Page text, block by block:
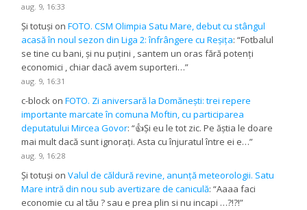
aug. 9, 16:33
Și totuși onFOTO. CSM Olimpia Satu Mare, debut cu stângul
acasă în noul sezon din Liga 2: înfrângere cu Reșița: “Fotbalul
se tine cu bani, și nu puțini , santem un oras fără potenți
economici , chiar dacă avem suporteri…”
aug. 9, 16:31
c-block onFOTO. Zi aniversară la Domănești: trei repere
importante marcate în comuna Moftin, cu participarea
deputatului Mircea Govor: “👍Și eu le tot zic. Pe ăștia le doare
mai mult dacă sunt ignorați. Asta cu înjuratul între ei e…”
aug. 9, 16:28
Și totuși onValul de căldură revine, anunță meteorologii. Satu
Mare intră din nou sub avertizare de caniculă: “Aaaa faci
economie cu al tău ? sau e prea plin si nu incapi …?!?!”